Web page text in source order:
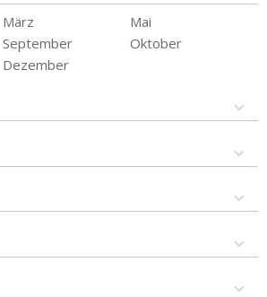
März
Mai
September
Oktober
Dezember